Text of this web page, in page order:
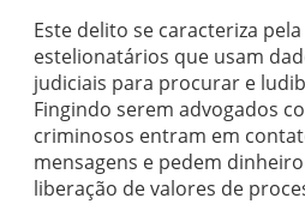
Este delito se caracteriza
estelionatários que usam
judiciais para procurar e
Fingindo serem advogados
criminosos entram em
mensagens e pedem
liberação de valores de